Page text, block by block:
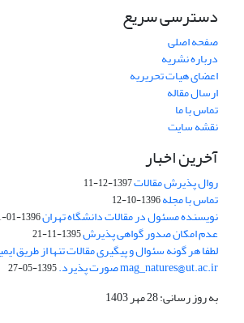
دسترسی سریع
صفحه اصلی
درباره نشریه
اعضای هیات تحریریه
ارسال مقاله
تماس با ما
نقشه سایت
آخرین اخبار
روال پذیرش مقالات1397-12-11
تماس با مجله1396-10-12
نویسنده مسئول در مقالات دانشگاه تهران1396-01-11
عدم امکان صدور گواهی پذیرش1395-11-21
لطفا هر گونه سئوال و پیگیری مقالات تنها از طریق
mag_natures@ut.ac.ir صورت پذیرد. 1395-05-27
به روز رسانی: 28 مهر 1403